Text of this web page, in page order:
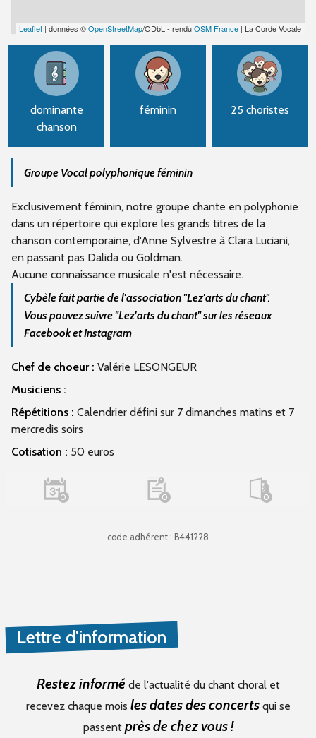
Leaflet | données ©OpenStreetMap/ODbL - renduOSM France | La Corde Vocale
dominante
chanson
féminin 25 choristes
Groupe Vocal polyphonique féminin
Exclusivement féminin, notre groupe chante en polyphonie
dans un répertoire qui explore les grands titres de la
chanson contemporaine, d'Anne Sylvestre à Clara Luciani,
en passant pas Dalida ou Goldman.
Aucune connaissance musicale n'est nécessaire.
Cybèle fait partie de l'association "Lez'arts du chant".
Vous pouvez suivre "Lez'arts du chant" sur les réseaux
Facebook et Instagram
Chef de choeur : Valérie LESONGEUR
Musiciens :
Répétitions : Calendrier défini sur 7 dimanches matins et 7
mercredis soirs
Cotisation : 50 euros
0 0 0
code adhérent : B441228
Lettre d'information
Restez informé de l'actualité du chant choral et
recevez chaque mois les dates des concertsqui se
passent près de chez vous !